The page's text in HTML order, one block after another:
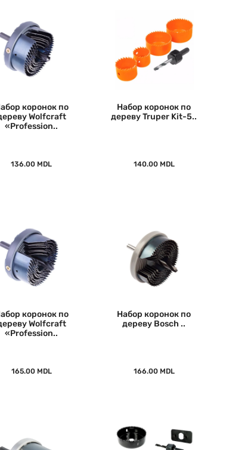
коронок по
Wolfcraft
«Profession..
136.00 MDL
Набор коронок по
дереву Truper Kit-5..
140.00 MDL
коронок по
Wolfcraft
«Profession..
165.00 MDL
Набор коронок по
дереву Bosch ..
166.00 MDL